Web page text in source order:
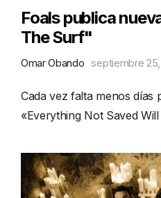
Foals publica
The Surf"
Omar Obando septiembre
Cada vez falta menos días
«Everything Not Saved